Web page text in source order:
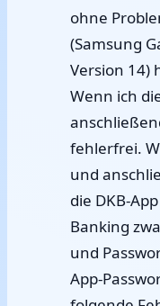
ohne
(Samsung
Version 14)
Wenn ich
fehlerfrei.
und
die DKB-
Banking
und
App-